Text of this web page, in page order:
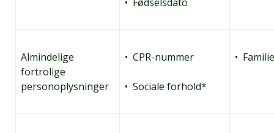
Almindelige
fortrolige
personoplysninger
• CPR-nummer
• Sociale forhold*
•